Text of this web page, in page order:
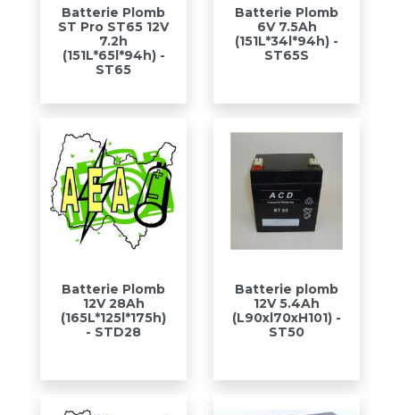
Batterie Plomb
ST Pro ST65 12V
7.2h
(151L*65l*94h) -
ST65
Batterie Plomb
6V 7.5Ah
(151L*34l*94h) -
ST65S
Batterie Plomb
12V 28Ah
(165L*125l*175h)
- STD28
Batterie plomb
12V 5.4Ah
(L90xl70xH101) -
ST50